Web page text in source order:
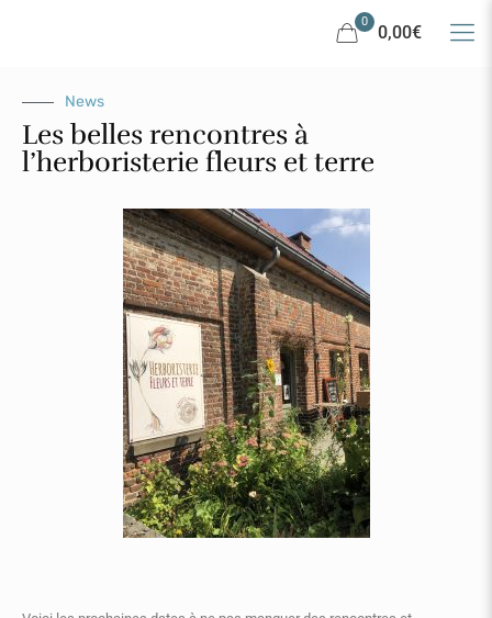
0
0,00€
News
Les belles rencontres à
l’herboristerie fleurs et terre